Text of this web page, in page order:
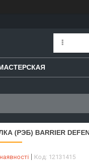
(РЭБ) BARRIER
Код: 12131415